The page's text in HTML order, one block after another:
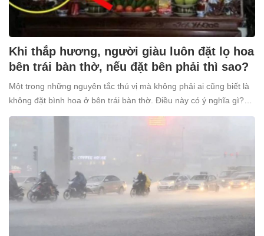
Khi thắp hương, người giàu luôn đặt lọ hoa
bên trái bàn thờ, nếu đặt bên phải thì sao?
Một trong những nguyên tắc thú vị mà không phải ai cũng biết là
không đặt bình hoa ở bên trái bàn thờ. Điều này có ý nghĩa gì?
Tại sao nhiều người giàu lại kiêng kỵ điều này?